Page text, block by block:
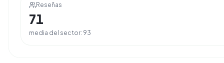
Reseñas
71
media del sector: 93